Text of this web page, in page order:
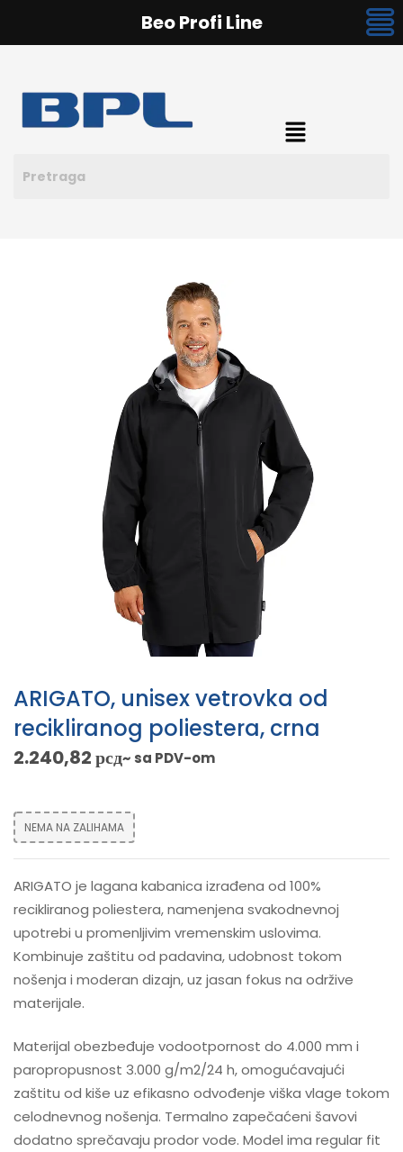
ARIGATO, unisex vetrovka od
recikliranog poliestera, crna
2.240,82рсд~ sa PDV-om
NEMA NA ZALIHAMA
ARIGATO je lagana kabanica izrađena od 100%
recikliranog poliestera, namenjena svakodnevnoj
upotrebi u promenljivim vremenskim uslovima.
Kombinuje zaštitu od padavina, udobnost tokom
nošenja i moderan dizajn, uz jasan fokus na održive
materijale.
Materijal obezbeđuje vodootpornost do 4.000 mm i
paropropusnost 3.000 g/m2/24 h, omogućavajući
zaštitu od kiše uz efikasno odvođenje viška vlage tokom
celodnevnog nošenja. Termalno zapečaćeni šavovi
dodatno sprečavaju prodor vode. Model ima regular fit
Beo Profi Line